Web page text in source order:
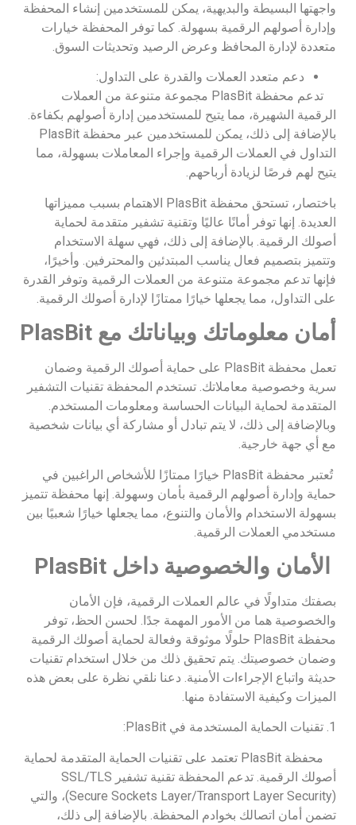
واجهتها البسيطة والبديهية، يمكن للمستخدمين إنشاء المحفظة
وإدارة أصولهم الرقمية بسهولة. كما توفر المحفظة خيارات
متعددة لإدارة المحافظ وعرض الرصيد وتحديثات السوق.
دعم متعدد العملات والقدرة على التداول:
تدعم محفظة PlasBit مجموعة متنوعة من العملات
الرقمية الشهيرة، مما يتيح للمستخدمين إدارة أصولهم بكفاءة.
بالإضافة إلى ذلك، يمكن للمستخدمين عبر محفظة PlasBit
التداول في العملات الرقمية وإجراء المعاملات بسهولة، مما
يتيح لهم فرصًا لزيادة أرباحهم.
باختصار، تستحق محفظة PlasBit الاهتمام بسبب مميزاتها
العديدة. إنها توفر أمانًا عاليًا وتقنية تشفير متقدمة لحماية
أصولك الرقمية. بالإضافة إلى ذلك، فهي سهلة الاستخدام
وتتميز بتصميم فعال يناسب المبتدئين والمحترفين. وأخيرًا،
فإنها تدعم مجموعة متنوعة من العملات الرقمية وتوفر القدرة
على التداول، مما يجعلها خيارًا ممتازًا لإدارة أصولك الرقمية.
أمان معلوماتك وبياناتك مع PlasBit
تعمل محفظة PlasBit على حماية أصولك الرقمية وضمان
سرية وخصوصية معاملاتك. تستخدم المحفظة تقنيات التشفير
المتقدمة لحماية البيانات الحساسة ومعلومات المستخدم.
وبالإضافة إلى ذلك، لا يتم تبادل أو مشاركة أي بيانات شخصية
مع أي جهة خارجية.
تُعتبر محفظة PlasBit خيارًا ممتازًا للأشخاص الراغبين في
حماية وإدارة أصولهم الرقمية بأمان وسهولة. إنها محفظة تتميز
بسهولة الاستخدام والأمان والتنوع، مما يجعلها خيارًا شعبيًا بين
مستخدمي العملات الرقمية.
الأمان والخصوصية داخل PlasBit
بصفتك متداولًا في عالم العملات الرقمية، فإن الأمان
والخصوصية هما من الأمور المهمة جدًا. لحسن الحظ، توفر
محفظة PlasBit حلولًا موثوقة وفعالة لحماية أصولك الرقمية
وضمان خصوصيتك. يتم تحقيق ذلك من خلال استخدام تقنيات
حديثة واتباع الإجراءات الأمنية. دعنا نلقي نظرة على بعض هذه
الميزات وكيفية الاستفادة منها.
1. تقنيات الحماية المستخدمة في PlasBit:
محفظة PlasBit تعتمد على تقنيات الحماية المتقدمة لحماية
أصولك الرقمية. تدعم المحفظة تقنية تشفير SSL/TLS
(Secure Sockets Layer/Transport Layer Security)، والتي
تضمن أمان اتصالك بخوادم المحفظة. بالإضافة إلى ذلك،